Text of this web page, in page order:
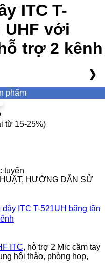
ITC T-
UHF với
trợ 2 kênh
❯
phẩm
từ 15-25%)
HƯỚNG DẪN SỬ
ITC, hỗ trợ 2 Mic cầm tay
hội thảo, phòng họp,